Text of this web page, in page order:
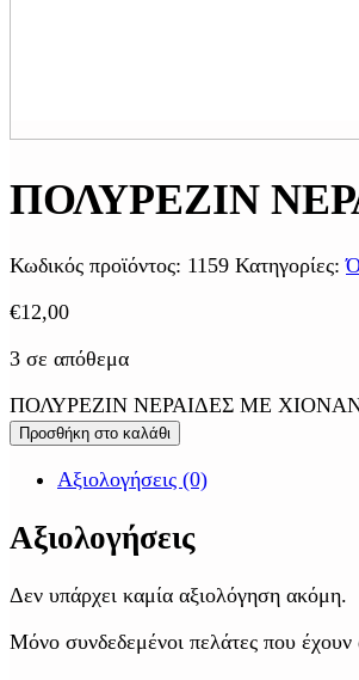
ΠΟΛΥΡΕΖΙΝ
Κωδικός προϊόντος: 1159 Κατηγορίες:
€12,00
3 σε απόθεμα
ΠΟΛΥΡΕΖΙΝ ΝΕΡΑΙΔΕΣ ΜΕ
Προσθήκη στο καλάθι
Αξιολογήσεις (0)
Αξιολογήσεις
Δεν υπάρχει καμία αξιολόγηση ακόμη.
Μόνο συνδεδεμένοι πελάτες που